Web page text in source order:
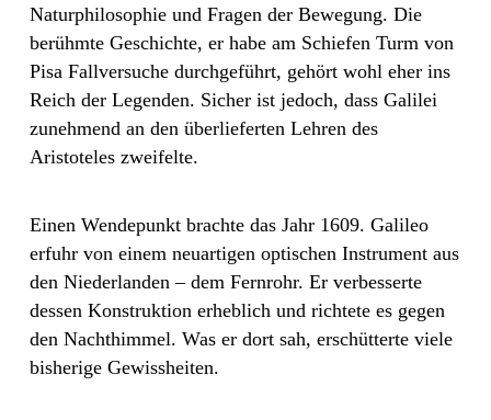
Naturphilosophie und Fragen der Bewegung. Die
berühmte Geschichte, er habe am Schiefen Turm von
Pisa Fallversuche durchgeführt, gehört wohl eher ins
Reich der Legenden. Sicher ist jedoch, dass Galilei
zunehmend an den überlieferten Lehren des
Aristoteles zweifelte.
Einen Wendepunkt brachte das Jahr 1609. Galileo
erfuhr von einem neuartigen optischen Instrument aus
den Niederlanden – dem Fernrohr. Er verbesserte
dessen Konstruktion erheblich und richtete es gegen
den Nachthimmel. Was er dort sah, erschütterte viele
bisherige Gewissheiten.